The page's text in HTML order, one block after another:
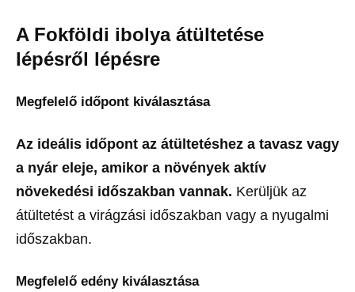
A Fokföldi ibolya átültetése
lépésről lépésre
Megfelelő időpont kiválasztása
Az ideális időpont az átültetéshez a tavasz vagy
a nyár eleje, amikor a növények aktív
növekedési időszakban vannak. Kerüljük az
átültetést a virágzási időszakban vagy a nyugalmi
időszakban.
Megfelelő edény kiválasztása